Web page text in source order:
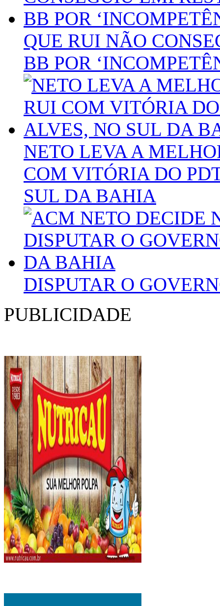
QUE RUI NÃO
BB POR
NETO LEVA A
COM VITÓRIA DO
SUL DA BAHIA
DISPUTAR O
PUBLICIDADE